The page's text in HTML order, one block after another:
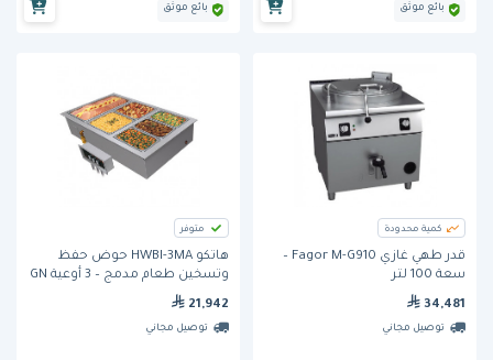
بائع موثق بائع موثق
كمية محدودة
قدر طهي غازي Fagor M-G910 –
سعة 100 لتر
34,481
توصيل مجاني
متوفر
هاتكو HWBI-3MA حوض حفظ
وتسخين طعام مدمج – 3 أوعية GN
كاملة الحجم
21,942
توصيل مجاني